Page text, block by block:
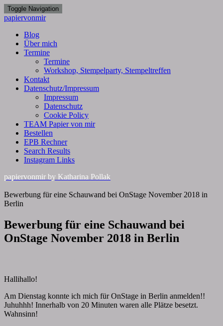
Toggle Navigation
papiervonmir
Blog
Über mich
Termine
Termine
Workshop, Stempelparty, Stempeltreffen
Kontakt
Datenschutz/Impressum
Impressum
Datenschutz
Cookie Policy
TEAM Papier von mir
Bestellen
EPB Rechner
Search Results
Instagram Links
papiervonmir by Katharina Pollak
Bewerbung für eine Schauwand bei OnStage November 2018 in
Berlin
Bewerbung für eine Schauwand bei
OnStage November 2018 in Berlin
Hallihallo!
Am Dienstag konnte ich mich für OnStage in Berlin anmelden!!
Juhuhhh! Innerhalb von 20 Minuten waren alle Plätze besetzt.
Wahnsinn!